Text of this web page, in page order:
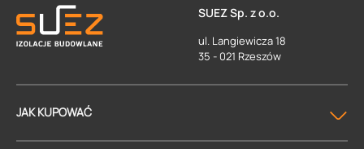
SUEZ Sp. z o.o.
ul. Langiewicza 18
35 - 021 Rzeszów
JAK KUPOWAĆ